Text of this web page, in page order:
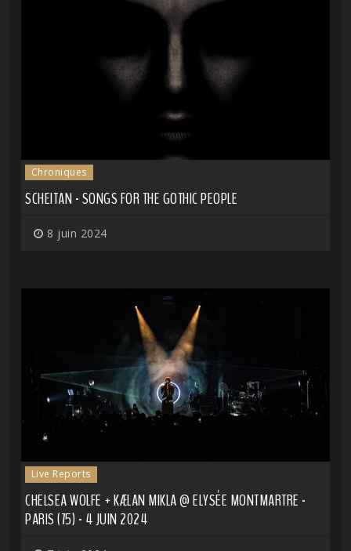
Chroniques
SCHEITAN - SONGS FOR THE GOTHIC PEOPLE
8 juin 2024
Live Reports
CHELSEA WOLFE + KÆLAN MIKLA @ ELYSÉE MONTMARTRE -
PARIS (75) - 4 JUIN 2024